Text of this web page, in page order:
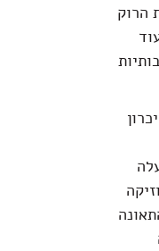
הרוק
בערוץ 1 ועוד